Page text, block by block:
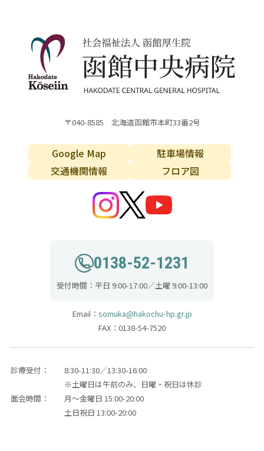
〒040-8585 北海道函館市本町33番2号
Google Map
駐車場情報
交通機関情報
フロア図
0138-52-1231
受付時間：平日 9:00-17:00／土曜 9:00-13:00
Email： somuka@hakochu-hp.gr.jp
FAX：0138-54-7520
診療受付：
8:30-11:30／13:30-16:00
※土曜日は午前のみ、日曜・祝日は休診
面会時間：
月～金曜日 15:00-20:00
土日祝日 13:00-20:00